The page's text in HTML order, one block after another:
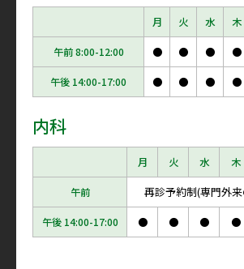
月 火 水 木
午前 8:00-12:00 ● ● ● ●
午後 14:00-17:00 ● ● ● ●
内科
月 火 水 木
午前 再診予約制(専門外
午後 14:00-17:00 ● ● ● ●